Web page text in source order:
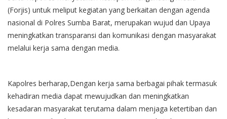
(Forjis) untuk meliput kegiatan yang berkaitan dengan agenda
nasional di Polres Sumba Barat, merupakan wujud dan Upaya
meningkatkan transparansi dan komunikasi dengan masyarakat
melalui kerja sama dengan media.
Kapolres berharap,Dengan kerja sama berbagai pihak termasuk
kehadiran media dapat mewujudkan dan meningkatkan
kesadaran masyarakat terutama dalam menjaga ketertiban dan